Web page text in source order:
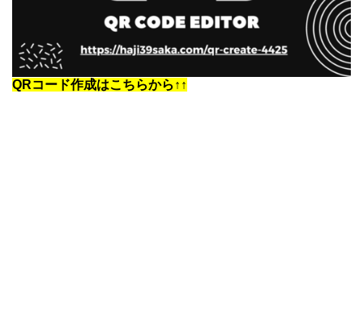
QRコード作成はこちらから↑↑